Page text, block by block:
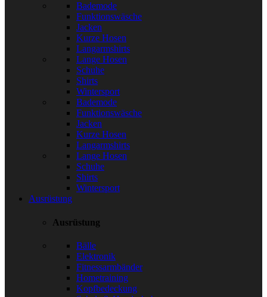
Bademode
Funktionswäsche
Jacken
Kurze Hosen
Langarmshirts
Lange Hosen
Schuhe
Shirts
Wintersport
Bademode
Funktionswäsche
Jacken
Kurze Hosen
Langarmshirts
Lange Hosen
Schuhe
Shirts
Wintersport
Ausrüstung
Ausrüstung
Bälle
Elektronik
Fitnessarmbänder
Hometraining
Kopfbedeckung